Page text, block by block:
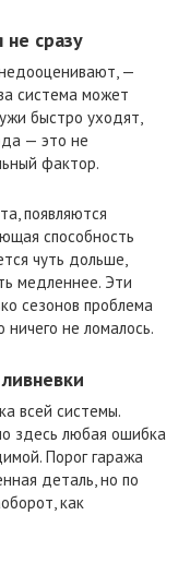
сразу
—
система может
быстро уходят,
— это не
фактор.
появляются
способность
чуть дольше,
медленнее. Эти
сезонов проблема
не ломалось.
всей системы.
здесь любая ошибка
Порог гаража
деталь, но по
как